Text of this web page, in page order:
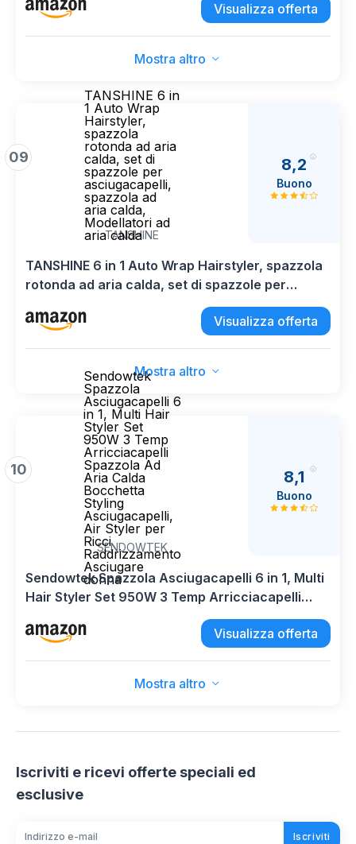
2 Accessori, Nero
Visualizza offerta
Mostra altro
09
TANSHINE 6 in
1 Auto Wrap
Hairstyler,
spazzola
rotonda ad aria
calda, set di
spazzole per
asciugacapelli,
spazzola ad
aria calda,
Modellatori ad
aria calda
TANSHINE
8,2
Buono
TANSHINE 6 in 1 Auto Wrap Hairstyler, spazzola
rotonda ad aria calda, set di spazzole per
asciugacapelli, spazzola ad aria calda,
Modellatori ad aria calda
Visualizza offerta
Mostra altro
10
Sendowtek
Spazzola
Asciugacapelli 6
in 1, Multi Hair
Styler Set
950W 3 Temp
Arricciacapelli
Spazzola Ad
Aria Calda
Bocchetta
Styling
Asciugacapelli,
Air Styler per
Ricci
Raddrizzamento
Asciugare
donna
SENDOWTEK
8,1
Buono
Sendowtek Spazzola Asciugacapelli 6 in 1, Multi
Hair Styler Set 950W 3 Temp Arricciacapelli
Spazzola Ad Aria Calda Bocchetta Styling
Asciugacapelli, Air Styler per RicciVisualizza offerta
Mostra altro
Iscriviti e ricevi offerte speciali ed
esclusive
Iscriviti